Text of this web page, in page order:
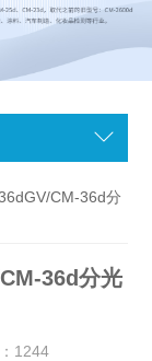
CM-36d分
36d分光
1244